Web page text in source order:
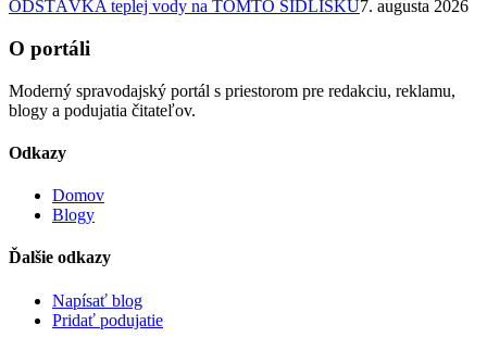
ODSTÁVKA teplej vody na TOMTO SÍDLISKU7. augusta 2026
O portáli
Moderný spravodajský portál s priestorom pre redakciu, reklamu,
blogy a podujatia čitateľov.
Odkazy
Domov
Blogy
Ďalšie odkazy
Napísať blog
Pridať podujatie